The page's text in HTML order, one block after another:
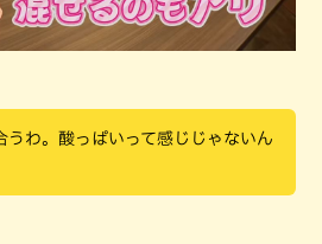
うわ。酸っぱいって感じじゃないん